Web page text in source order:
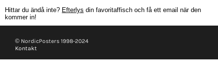
Hittar du ändå inte? Efterlys din favoritaffisch och få ett email när den
kommer in!
© NordicPosters 1998-2024
Kontakt